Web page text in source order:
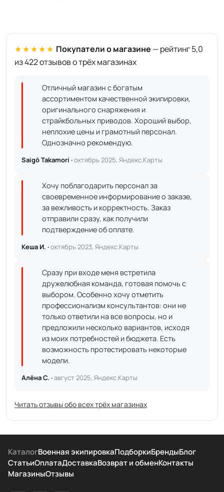
★★★★★ Покупатели о магазине — рейтинг 5,0
из 422 отзывов о трёх магазинах
Отличный магазин с богатым
ассортиментом качественной экипировки,
оригинального снаряжения и
страйкбольных приводов. Хороший выбор,
неплохие цены и грамотный персонал.
Однозначно рекомендую.
Saigō Takamori ·октябрь 2025, Яндекс.Карты
Хочу поблагодарить персонал за
своевременное информирование о заказе,
за вежливость и корректность. Заказ
отправили сразу, как получили
подтверждение об оплате.
Кеша И. ·октябрь 2023, Яндекс.Карты
Сразу при входе меня встретила
дружелюбная команда, готовая помочь с
выбором. Особенно хочу отметить
профессионализм консультантов: они не
только ответили на все вопросы, но и
предложили несколько вариантов, исходя
из моих потребностей и бюджета. Есть
возможность протестировать некоторые
модели.
Алёна С. ·август 2025, Яндекс.Карты
Читать отзывы обо всех трёх магазинах
КаталогВоенная экипировкаПодборкиБрендыБлог
СтатьиОплатаДоставкаВозврат и обменКонтакты
МагазиныОтзывы